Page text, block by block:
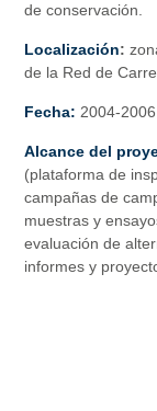
de conservación.
Localización:
de la Red de
Fecha: 2004-
Alcance del
(plataforma de
campañas de
muestras y
evaluación de
informes y